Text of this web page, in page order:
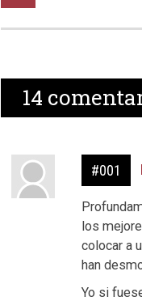
14
#001
los
colocar a
han
Yo si